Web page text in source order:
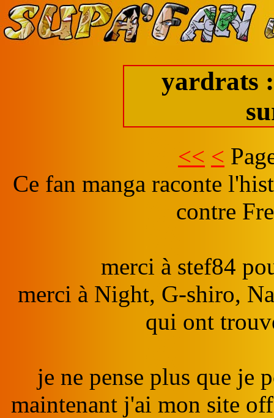
yardrats
<< <
Ce fan manga raconte
contre
merci à stef84
merci à Night, G-shiro,
qui ont
je ne pense plus que je
maintenant j'ai mon site